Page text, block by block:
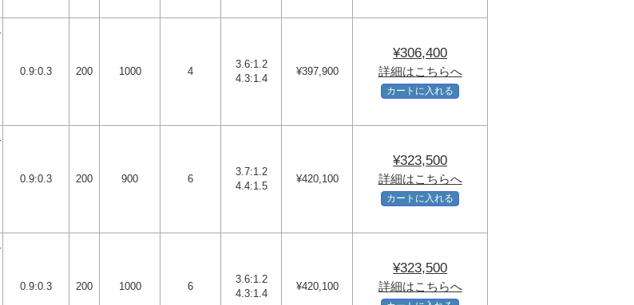
0.9:0.3 200 1000 4
3.6:1.2
4.3:1.4
¥397,900
¥306,400
詳細はこちらへ
カートに入れる
0.9:0.3 200 900 6
3.7:1.2
4.4:1.5
¥420,100
¥323,500
詳細はこちらへ
カートに入れる
0.9:0.3 200 1000 6
3.6:1.2
4.3:1.4
¥420,100
¥323,500
詳細はこちらへ